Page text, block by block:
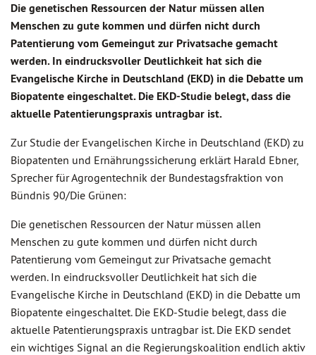
Die genetischen Ressourcen der Natur müssen allen
Menschen zu gute kommen und dürfen nicht durch
Patentierung vom Gemeingut zur Privatsache gemacht
werden. In eindrucksvoller Deutlichkeit hat sich die
Evangelische Kirche in Deutschland (EKD) in die Debatte um
Biopatente eingeschaltet. Die EKD-Studie belegt, dass die
aktuelle Patentierungspraxis untragbar ist.
Zur Studie der Evangelischen Kirche in Deutschland (EKD) zu
Biopatenten und Ernährungssicherung erklärt Harald Ebner,
Sprecher für Agrogentechnik der Bundestagsfraktion von
Bündnis 90/Die Grünen:
Die genetischen Ressourcen der Natur müssen allen
Menschen zu gute kommen und dürfen nicht durch
Patentierung vom Gemeingut zur Privatsache gemacht
werden. In eindrucksvoller Deutlichkeit hat sich die
Evangelische Kirche in Deutschland (EKD) in die Debatte um
Biopatente eingeschaltet. Die EKD-Studie belegt, dass die
aktuelle Patentierungspraxis untragbar ist. Die EKD sendet
ein wichtiges Signal an die Regierungskoalition endlich aktiv